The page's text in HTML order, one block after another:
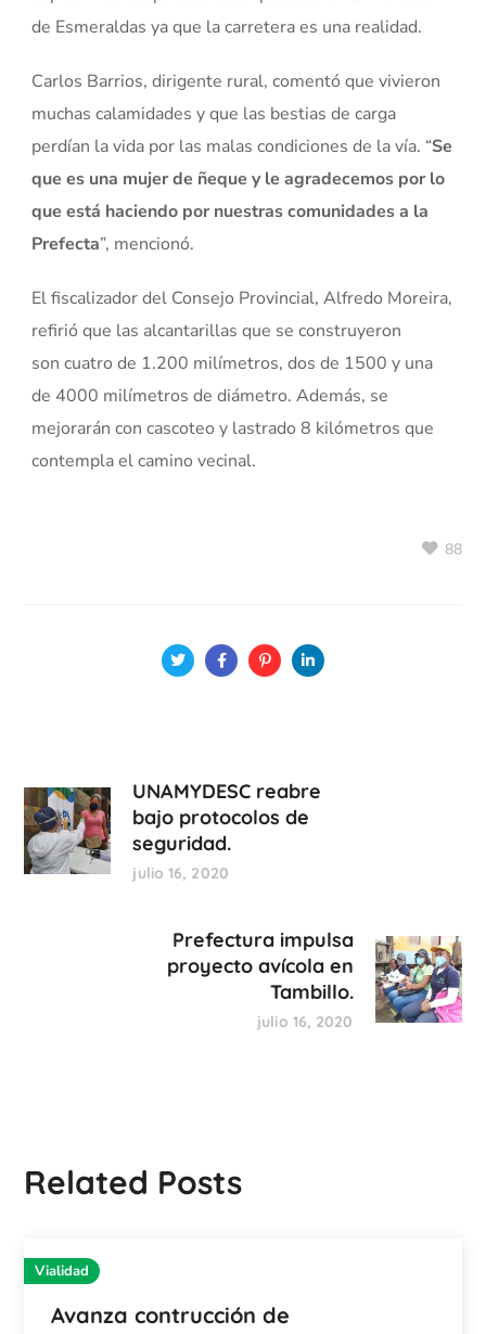
de Esmeraldas ya que la carretera es una realidad.
Carlos Barrios, dirigente rural, comentó que vivieron
muchas calamidades y que las bestias de carga
perdían la vida por las malas condiciones de la vía. “Se
que es una mujer de ñeque y le agradecemos por lo
que está haciendo por nuestras comunidades a la
Prefecta”, mencionó.
El fiscalizador del Consejo Provincial, Alfredo Moreira,
refirió que las alcantarillas que se construyeron
son cuatro de 1.200 milímetros, dos de 1500 y una
de 4000 milímetros de diámetro. Además, se
mejorarán con cascoteo y lastrado 8 kilómetros que
contempla el camino vecinal.
88
UNAMYDESC reabre
bajo protocolos de
seguridad.
julio 16, 2020
Prefectura impulsa
proyecto avícola en
Tambillo.
julio 16, 2020
Related Posts
Vialidad
Avanza contrucción de